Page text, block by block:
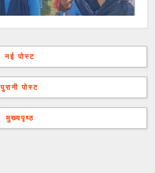
नई पोस्ट
पुरानी पोस्ट
मुख्यपृष्ठ